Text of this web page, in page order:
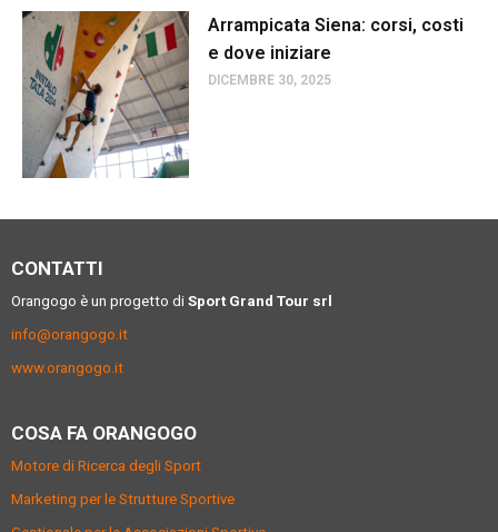
Arrampicata Siena: corsi, costi
e dove iniziare
DICEMBRE 30, 2025
CONTATTI
Orangogo è un progetto di Sport Grand Tour srl
info@orangogo.it
www.orangogo.it
COSA FA ORANGOGO
Motore di Ricerca degli Sport
Marketing per le Strutture Sportive